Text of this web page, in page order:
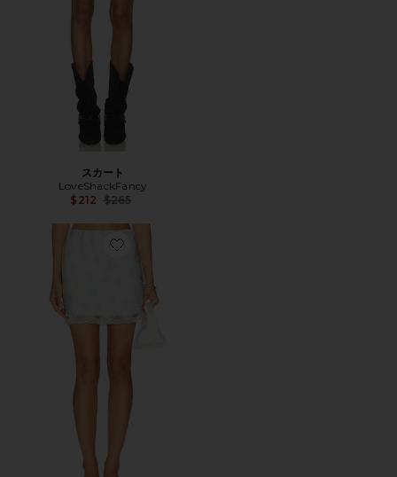
スカート
LoveShackFancy
$212 Previous price:
$265